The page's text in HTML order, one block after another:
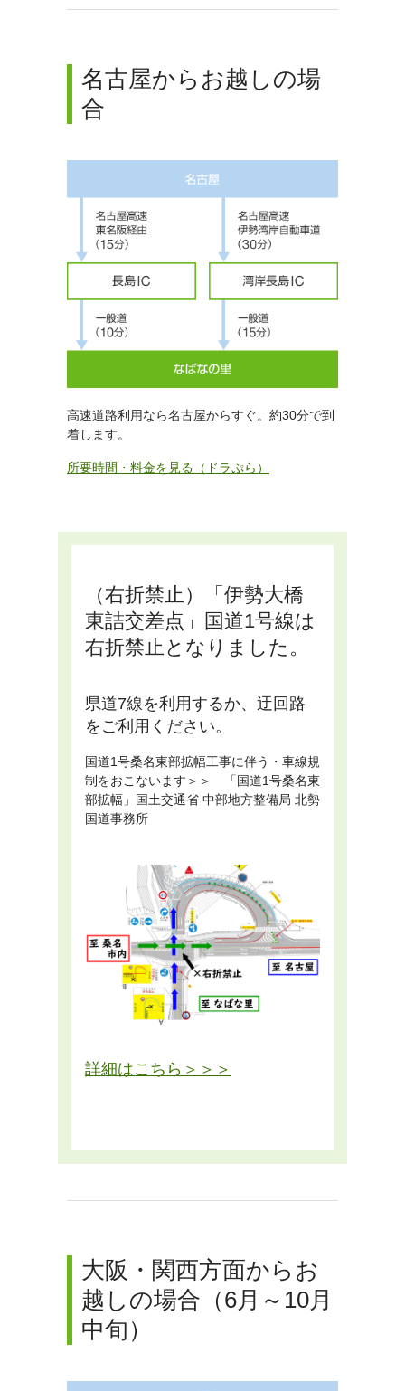
名古屋からお越しの場
合
高速道路利用なら名古屋からすぐ。約30分で到
着します。
所要時間・料金を見る（ドラぷら）
（右折禁止）「伊勢大橋
東詰交差点」国道1号線は
右折禁止となりました。
県道7線を利用するか、迂回路
をご利用ください。
国道1号桑名東部拡幅工事に伴う・車線規
制をおこないます＞＞
「国道1号桑名東
部拡幅」国土交通省 中部地方整備局 北勢
国道事務所
詳細はこちら＞＞＞
大阪・関西方面からお
越しの場合（6月～10月
中旬）